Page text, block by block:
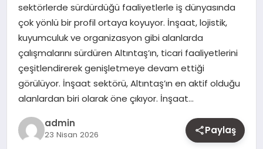
MAGAZIN
YAŞAM
OTOMOBIL
sektörlerde sürdürdüğü faaliyetlerle iş dünyasında
çok yönlü bir profil ortaya koyuyor. İnşaat, lojistik,
kuyumculuk ve organizasyon gibi alanlarda
çalışmalarını sürdüren Altıntaş’ın, ticari faaliyetlerini
çeşitlendirerek genişletmeye devam ettiği
görülüyor. İnşaat sektörü, Altıntaş’ın en aktif olduğu
alanlardan biri olarak öne çıkıyor. İnşaat…
admin
23 Nisan 2026 Paylaş